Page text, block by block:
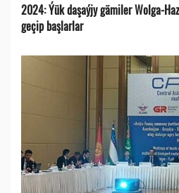
2024: Ýük daşaýjy gämiler Wolga-
geçip başlarlar